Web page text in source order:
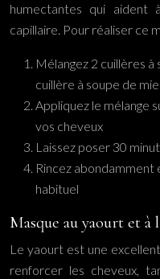
humectantes qui aident
capillaire. Pour réaliser ce
Mélangez 2 cuillères à
cuillère à soupe de miel
Appliquez le mélange
vos cheveux
Laissez poser 30
Rincez
habituel
Masque au yaourt et à
Le yaourt est une
renforcer les cheveux,